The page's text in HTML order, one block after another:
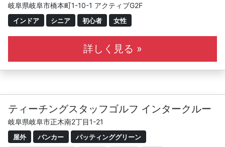
岐阜県岐阜市橋本町1-10-1 アクティブG2F
インドア シニア 初心者 女性
詳しく見る »
ティーチングスタッフゴルフ インタークルー
岐阜県岐阜市正木南2丁目1-21
屋外 バンカー パッティンググリーン